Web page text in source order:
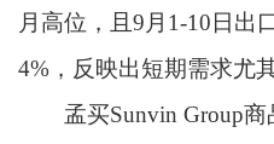
月高位，且9月1-10日出
4%，反映出短期需求尤
孟买Sunvin Group商